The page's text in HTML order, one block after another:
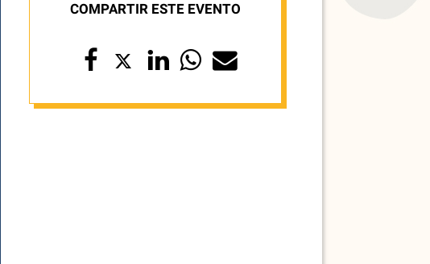
COMPARTIR ESTE EVENTO